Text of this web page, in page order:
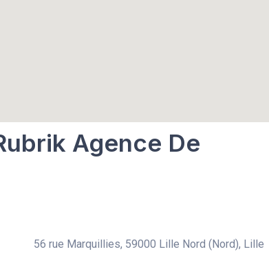
Agence De
56 rue Marquillies, 59000 Lille Nord (Nord), Lille